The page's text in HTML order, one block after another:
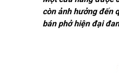
còn ảnh hưởng đến
bán phở hiện đại